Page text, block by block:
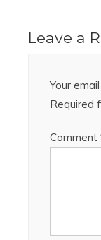
Leave a
Your
Required
Comment